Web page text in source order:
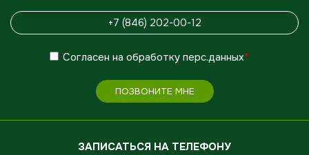
Согласен на обработку перс.данных*
ПОЗВОНИТЕ МНЕ
ЗАПИСАТЬСЯ НА ТЕЛЕФОНУ